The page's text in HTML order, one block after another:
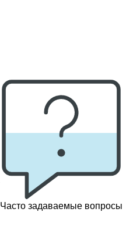
Часто задаваемые вопросы